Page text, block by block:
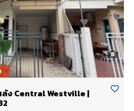
8
ลัง Central Westville |